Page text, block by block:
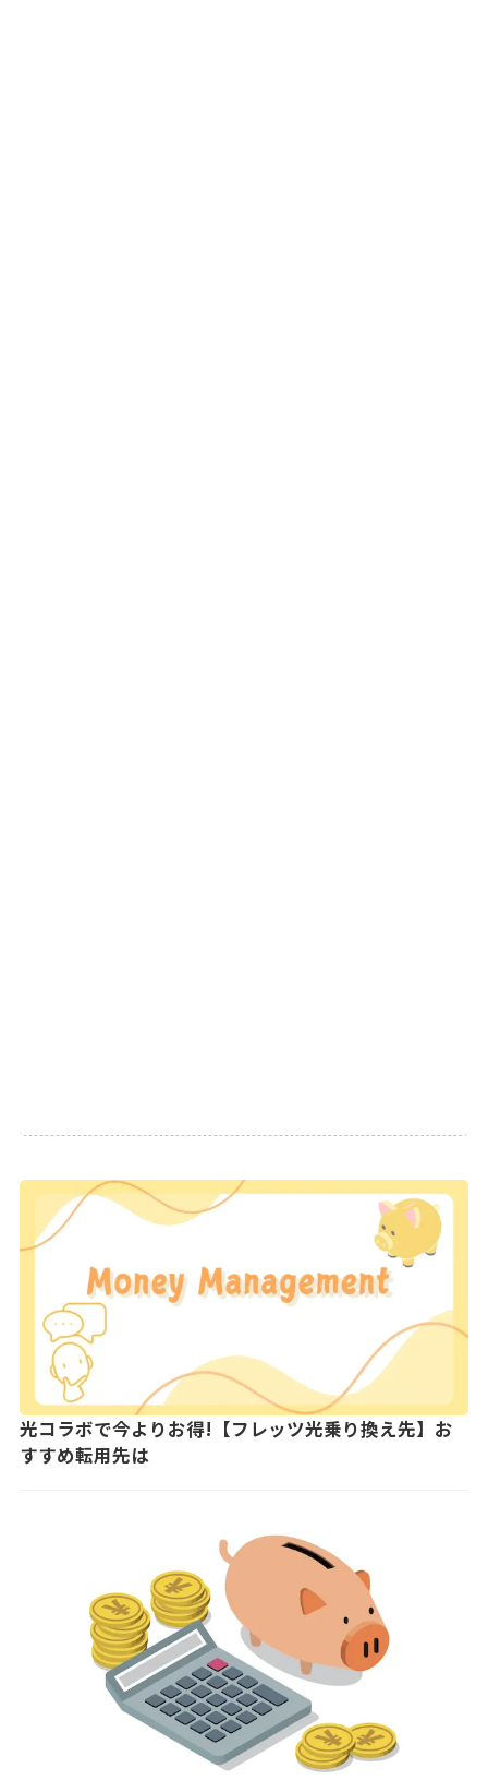
光コラボで今よりお得!【フレッツ光乗り換え先】お
すすめ転用先は